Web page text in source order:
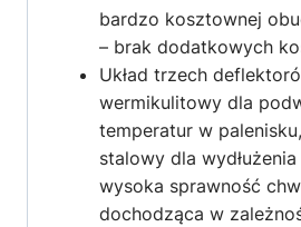
bardzo kosztownej
– brak dodatkowych
Układ trzech
wermikulitowy dla
temperatur w
stalowy dla
wysoka sprawność
dochodząca w